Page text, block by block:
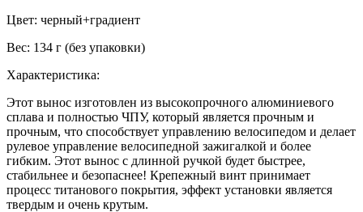
Цвет: черный+градиент
Вес: 134 г (без упаковки)
Характеристика:
Этот вынос изготовлен из высокопрочного алюминиевого
сплава и полностью ЧПУ, который является прочным и
прочным, что способствует управлению велосипедом и делает
рулевое управление велосипедной зажигалкой и более
гибким. Этот вынос с длинной ручкой будет быстрее,
стабильнее и безопаснее! Крепежный винт принимает
процесс титанового покрытия, эффект установки является
твердым и очень крутым.